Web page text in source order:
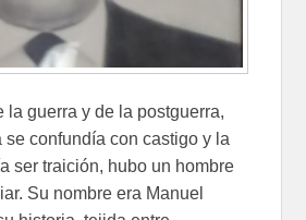
la guerra y de la postguerra,
confundía con castigo y la
ser traición, hubo un hombre
Su nombre era Manuel